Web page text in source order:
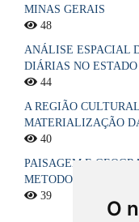
O
MINAS GERAIS
48
ANÁLISE ESPACIAL
DIÁRIAS NO
44
A REGIÃO
MATERIALIZAÇÃO
40
PAISAGEM E
METODOLÓGICO
39